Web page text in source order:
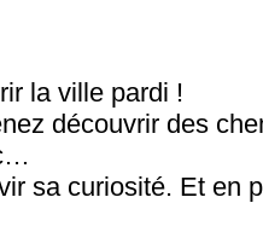
la ville pardi !
découvrir des
sa curiosité. Et en